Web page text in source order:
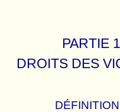
PARTIE 1
DROITS DES